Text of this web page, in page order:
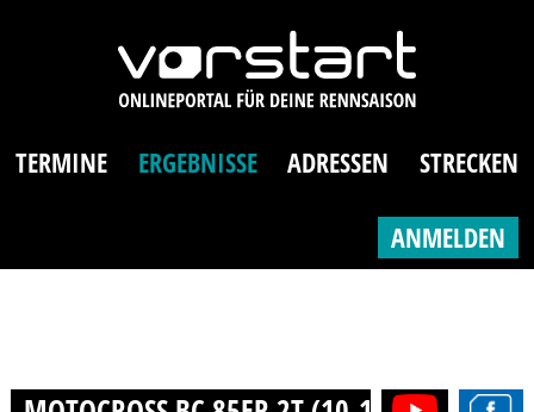
TERMINE ERGEBNISSE ADRESSEN STRECKEN
ANMELDEN